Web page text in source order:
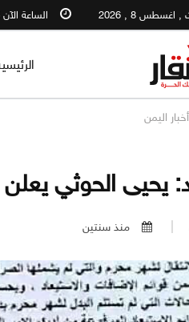
اغسطس 8 , 2026 الساعة الآن 09:06 PM
أخبار اليمن
يحيى الحوثي
منذ سنتين